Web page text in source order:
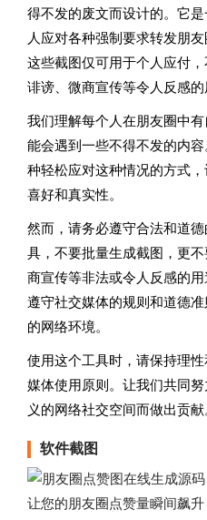
得不发的废文而设计的。它
人应对各种强制要求转发朋
这些截图仅可用于个人应付，
诽谤、微商宣传等令人反感的
我们理解每个人在朋友圈中有
能会遇到一些不得不发的内
种轻松应对这种情况的方式
喜好和真实性。
然而，请务必遵守合法和道
具，不要批量生成截图，更
商宣传等非法或令人反感的
遵守社交媒体的规则和道德
的网络环境。
使用这个工具时，请保持理
媒体使用原则。让我们共同
义的网络社交空间而做出贡献
软件截图